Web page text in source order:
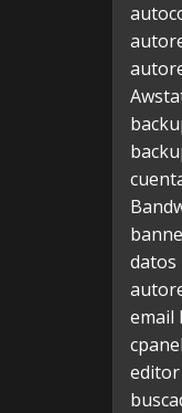
datos
email
cpanel
editor